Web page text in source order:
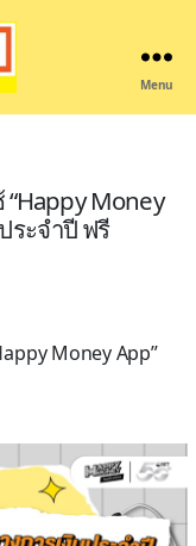
Menu
Money
ระจำปี ฟรี
Money App”